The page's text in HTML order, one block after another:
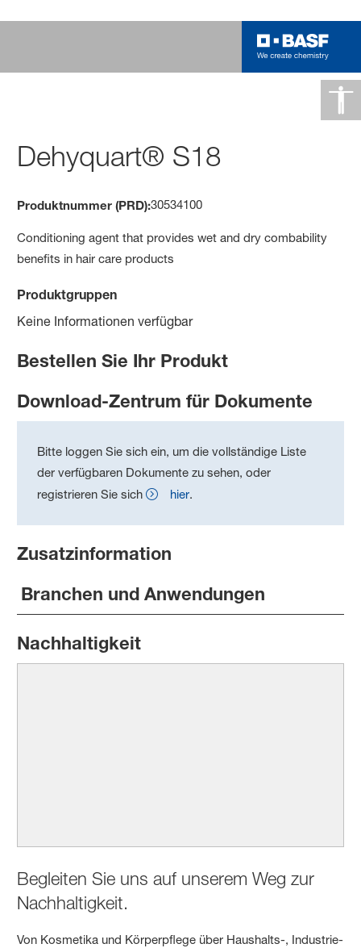
Dehyquart® S18
Produktnummer (PRD):30534100
Conditioning agent that provides wet and dry combability
benefits in hair care products
Produktgruppen
Keine Informationen verfügbar
Bestellen Sie Ihr Produkt
Download-Zentrum für Dokumente
Bitte loggen Sie sich ein, um die vollständige Liste
der verfügbaren Dokumente zu sehen, oder
registrieren Sie sich
hier.
Zusatzinformation
Branchen und Anwendungen
Nachhaltigkeit
Begleiten Sie uns auf unserem Weg zur
Nachhaltigkeit.
Von Kosmetika und Körperpflege über Haushalts-, Industrie-